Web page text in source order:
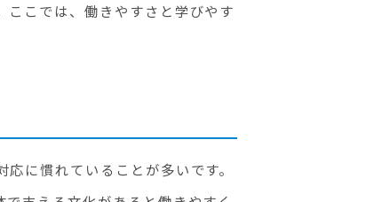
こでは、働きやすさと学びやす
に慣れていることが多いです。